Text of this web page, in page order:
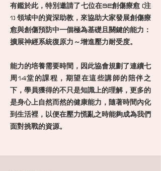
有鑑於此，特別邀請了七位在SE創傷療愈 (注
1) 領域中的資深助教，來協助大家發展創傷療
愈與創傷預防中一個極為基礎且關鍵的能力：
擴展神經系統復原力～增進壓力耐受度。
能力的培養需要時間，因此協會規劃了連續七
周14堂的課程，期望在這些講師的陪伴之
下，學員獲得的不只是知識上的理解，更多的
是身心上自然而然的健康能力，隨著時間內化
到生活裡，以便在壓力慌亂之時能夠成為我們
面對挑戰的資源。